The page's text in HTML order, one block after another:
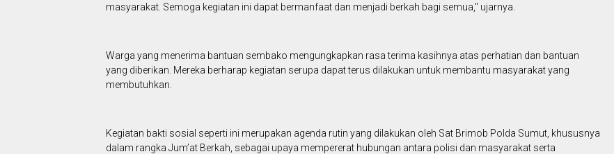
masyarakat. Semoga kegiatan ini dapat bermanfaat dan menjadi berkah bagi semua," ujarnya.
Warga yang menerima bantuan sembako mengungkapkan rasa terima kasihnya atas perhatian dan bantuan
yang diberikan. Mereka berharap kegiatan serupa dapat terus dilakukan untuk membantu masyarakat yang
membutuhkan.
Kegiatan bakti sosial seperti ini merupakan agenda rutin yang dilakukan oleh Sat Brimob Polda Sumut, khususnya
dalam rangka Jum’at Berkah, sebagai upaya mempererat hubungan antara polisi dan masyarakat serta